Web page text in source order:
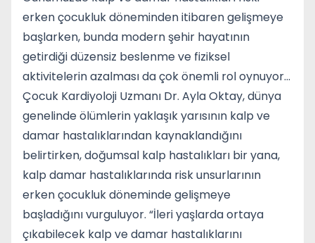
erken çocukluk döneminden itibaren gelişmeye
başlarken, bunda modern şehir hayatının
getirdiği düzensiz beslenme ve fiziksel
aktivitelerin azalması da çok önemli rol oynuyor...
Çocuk Kardiyoloji Uzmanı Dr. Ayla Oktay, dünya
genelinde ölümlerin yaklaşık yarısının kalp ve
damar hastalıklarından kaynaklandığını
belirtirken, doğumsal kalp hastalıkları bir yana,
kalp damar hastalıklarında risk unsurlarının
erken çocukluk döneminde gelişmeye
başladığını vurguluyor. “İleri yaşlarda ortaya
çıkabilecek kalp ve damar hastalıklarını